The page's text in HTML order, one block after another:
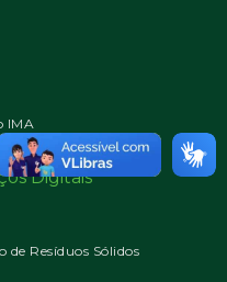
IMA
Digitais
de Resíduos Sólidos